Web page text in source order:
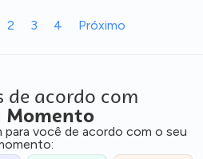
2 3 4 Próximo
de acordo com
Momento
para você de acordo com o seu